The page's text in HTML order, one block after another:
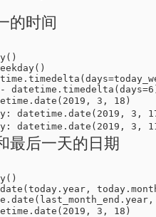
的时间
3, 18)
datetime.date(2019, 3,
最后一天的日期
3, 18)